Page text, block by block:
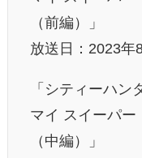
（前編）」
放送日：2023年
「シティーハン
マイ スイーパ
（中編）」